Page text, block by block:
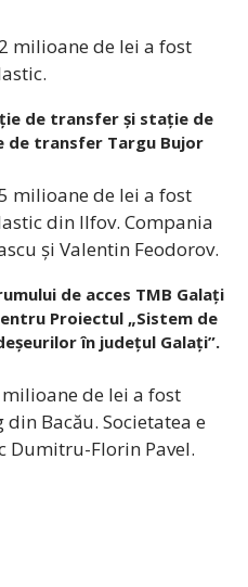
milioane de lei a fost
de transfer și stație de
de transfer Targu Bujor
milioane de lei a fost
din Ilfov. Compania
și Valentin Feodorov.
de acces TMB Galați
Proiectul „Sistem de
în județul Galați”.
de lei a fost
Bacău. Societatea e
Dumitru-Florin Pavel.